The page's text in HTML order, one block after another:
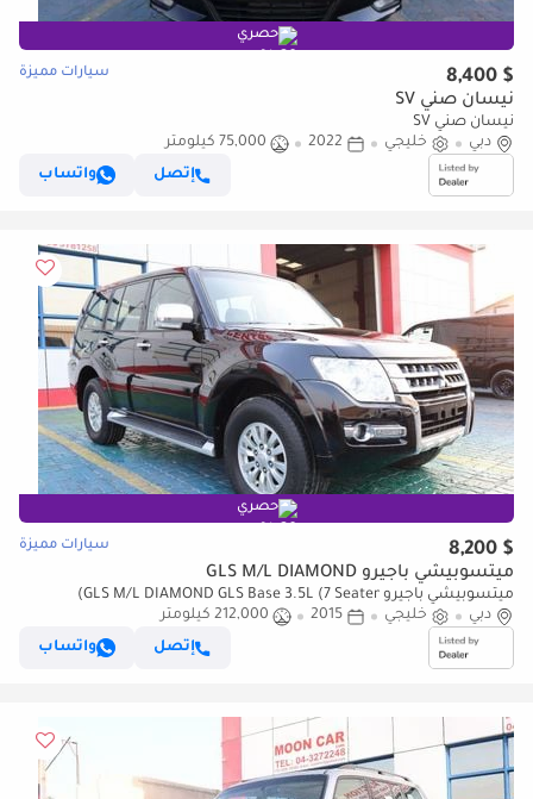
حصري
$ 8,400 سيارات مميزة
نيسان صني SV
نيسان صني SV
دبي
خليجي 2022
75,000 كيلومتر
إتصل
واتساب
حصري
$ 8,200 سيارات مميزة
ميتسوبيشي باجيرو GLS M/L DIAMOND
ميتسوبيشي باجيرو GLS M/L DIAMOND GLS Base 3.5L (7 Seater)
دبي
خليجي 2015
212,000 كيلومتر
إتصل
واتساب